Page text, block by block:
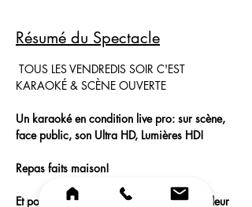
Résumé du Spectacle
TOUS LES VENDREDIS SOIR C'EST
KARAOKÉ & SCÈNE OUVERTE
Un karaoké en condition live pro: sur scène,
face public, son Ultra HD, Lumières HD!
Repas faits maison!
Et pour les artistes qui souhaitent montrer leur